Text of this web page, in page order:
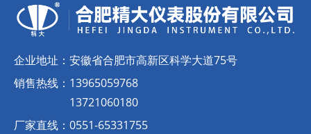
企业地址： 安徽省合肥市高新区科学大道75号
销售热线： 13965059768
13721060180
厂家直线： 0551-65331755